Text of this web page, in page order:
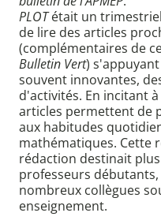
PLOTétait un
de lire des articles
(complémentaires de
Bulletin Vert)
souvent innovantes,
d'activités. En incitant
articles permettent de
aux habitudes
mathématiques. Cette
rédaction destinait
professeurs
nombreux collègues
enseignement.